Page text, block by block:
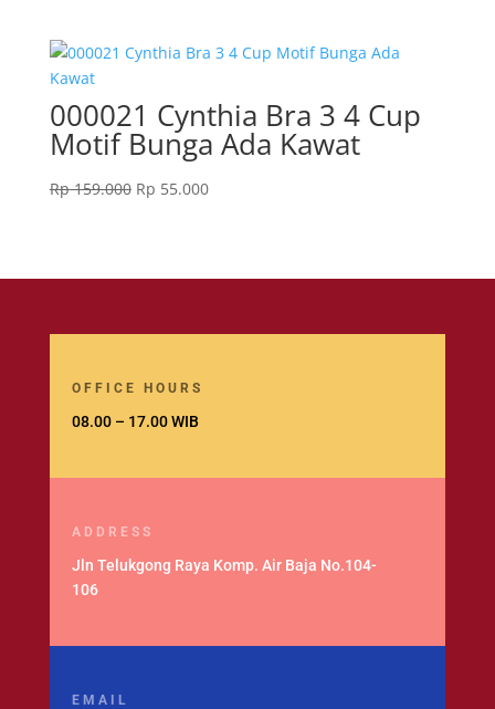
Rp 359.000.Rp 287.000.
000021 Cynthia Bra 3 4 Cup
Motif Bunga Ada Kawat
Rp159.000 Original
Rp 55.000Current
OFFICE HOURS
08.00 – 17.00 WIB
ADDRESS
Jln Telukgong Raya Komp. Air Baja No.104-
106
EMAIL